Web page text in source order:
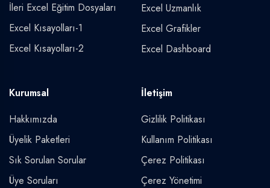
İleri Excel Eğitim Dosyaları
Excel Kısayolları-1
Excel Kısayolları-2
Excel Uzmanlık
Excel Grafikler
Excel Dashboard
Kurumsal
Hakkımızda
Üyelik Paketleri
Sık Sorulan Sorular
Üye Soruları
İletişim
Gizlilik Politikası
Kullanım Politikası
Çerez Politikası
Çerez Yönetimi